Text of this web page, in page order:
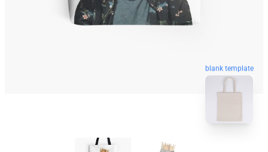
blank template